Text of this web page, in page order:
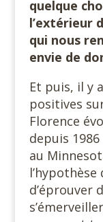
quelque
l’extérieur
qui nous
envie de
Et puis, il y
positives
Florence
depuis
au
d’éprouver